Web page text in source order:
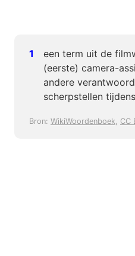
een term uit de
(eerste) camera-
andere
scherpstellen
Bron: WikiWoordenboek, CC